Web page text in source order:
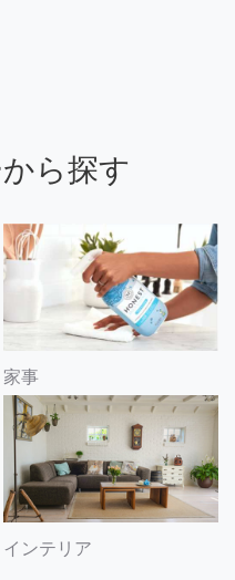
ら探す
家事
インテリア